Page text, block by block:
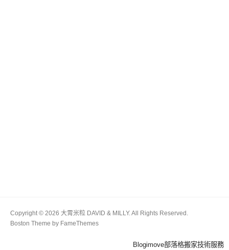
Copyright © 2026 大胃米粒 DAVID & MILLY. All Rights Reserved.
Boston Theme by FameThemes
Blogimove部落格搬家技術服務